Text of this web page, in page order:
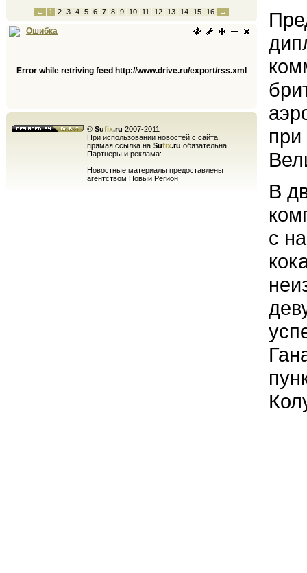
← 1 2 3 4 5 6 7 8 9 10 11 12 13 14 15 16 →
Ошибка
Error while retriving feed http://www.drive.ru/export/rss.xml
© Sufix.ru 2007-2011
При использовании новостей с сайта,
прямая ссылка на Sufix.ru обязательна
Партнеры и реклама:
Новостные материалы предоставлены
агентством Новый Регион
В
с